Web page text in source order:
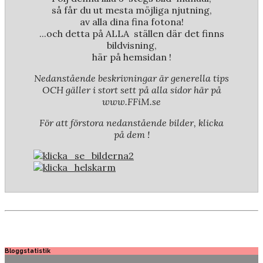
så får du ut mesta möjliga njutning,
av alla dina fina fotona!
...och detta på ALLA ställen där det finns
bildvisning,
här på hemsidan !
Nedanstående beskrivningar är generella tips
OCH gäller i stort sett på alla sidor här på
www.FFiM.se
För att förstora nedanstående bilder, klicka
på dem !
Bloggstatistik